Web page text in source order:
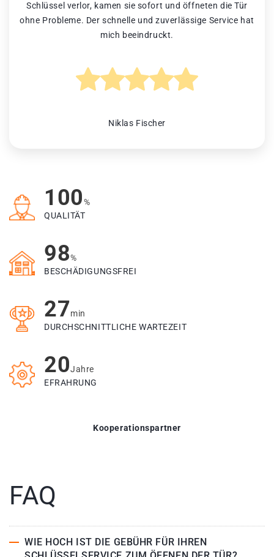
Schlüssel verlor, kamen sie sofort und öffneten die Tür
ohne Probleme. Der schnelle und zuverlässige Service hat
mich beeindruckt.
Niklas Fischer
100%
QUALITÄT
98%
BESCHÄDIGUNGSFREI
27min
DURCHSCHNITTLICHE WARTEZEIT
20Jahre
EFRAHRUNG
Kooperationspartner
FAQ
WIE HOCH IST DIE GEBÜHR FÜR IHREN